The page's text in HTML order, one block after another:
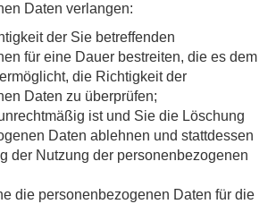
Daten verlangen:
der Sie betreffenden
für eine Dauer bestreiten, die es dem
die Richtigkeit der
Daten zu überprüfen;
ist und Sie die Löschung
Daten ablehnen und stattdessen
der Nutzung der personenbezogenen
die personenbezogenen Daten für die